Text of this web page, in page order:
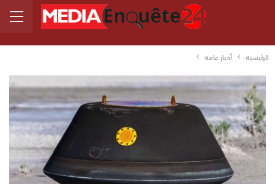
الرئيسية أخبار عامة